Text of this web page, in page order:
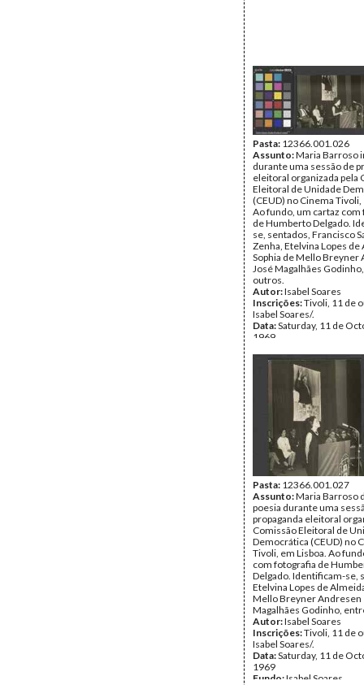
Pasta: 12366.001.026
Assunto:Maria Barroso
durante uma sessão de
eleitoral organizada pela
Eleitoral de Unidade
(CEUD) no Cinema Tivoli,
Ao fundo, um cartaz com
de Humberto Delgado.
se, sentados, Francisco
Zenha, Etelvina Lopes de
Sophia de Mello Breyner
José Magalhães
outros.
Autor:Isabel Soares
Inscrições:Tivoli, 11 de
Isabel Soares/.
Data:Saturday, 11 de
1969
Tipo Documental:
Página(s):2
Pasta: 12366.001.027
Assunto:Maria Barroso
poesia durante uma
propaganda eleitoral
Comissão Eleitoral de
Democrática (CEUD) no
Tivoli, em Lisboa. Ao
com fotografia de
Delgado. Identificam-se,
Etelvina Lopes de
Mello Breyner Andresen
Magalhães Godinho,
Autor:Isabel Soares
Inscrições:Tivoli, 11 de
Isabel Soares/.
Data:Saturday, 11 de
1969
Fundo:Isabel Soares